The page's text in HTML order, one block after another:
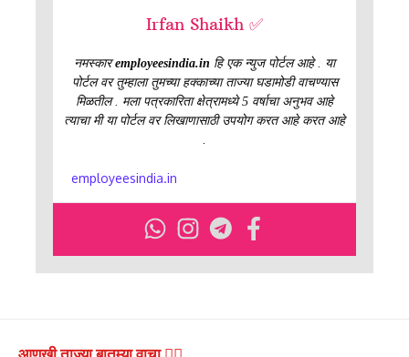
Irfan Shaikh ✅
नमस्कारemployeesindia.in हि एक न्युज पोर्टल आहे . या
पोर्टल वर तुम्हाला तुमच्या हक्काच्या ताज्या घडामोडी वाचण्यास
मिळतील . मला पत्रकारिता क्षेत्रामध्ये 5 वर्षाचा अनुभव आहे
त्याचा मी या पोर्टल वर लिखाणासाठी उपयोग करत आहे करत आहे
employeesindia.in